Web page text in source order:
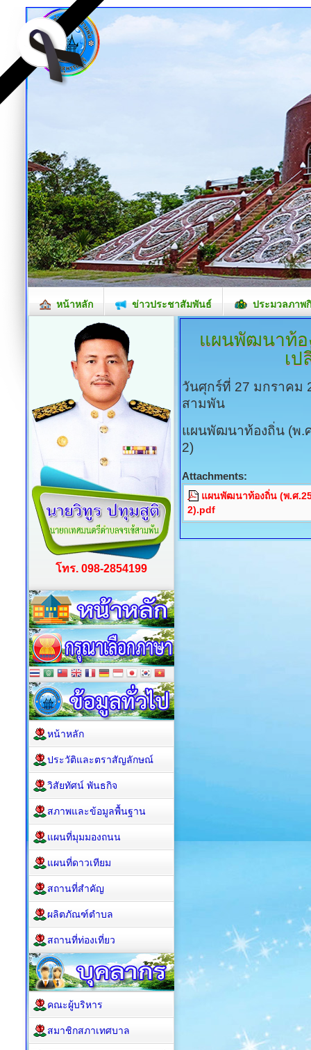
หน้าหลัก ข่าวประชาสัมพันธ์ ประมวลภาพ
แผนพัฒนาท้อ
เ
วันศุกร์ที่ 27 มกราคม
สามพัน
แผนพัฒนาท้องถิ่น (พ.
2)
Attachments:
แผนพัฒนาท้องถิ่น (พ.ศ
2).pdf
โทร. 098-2854199
หน้าหลัก
ประวัติและตราสัญลักษณ์
วิสัยทัศน์ พันธกิจ
สภาพและข้อมูลพื้นฐาน
แผนที่มุมมองถนน
แผนที่ดาวเทียม
สถานที่สำคัญ
ผลิตภัณฑ์ตำบล
สถานที่ท่องเที่ยว
คณะผู้บริหาร
สมาชิกสภาเทศบาล